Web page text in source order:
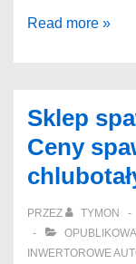
Spawarka
mma
Warszawa
niebodzanowscy
Read more »
Sklep
Ceny
PRZEZ TYMON
INWERTOROWE